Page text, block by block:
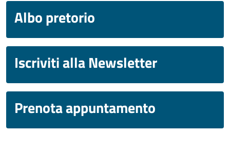
Albo pretorio
Iscriviti alla Newsletter
Prenota appuntamento